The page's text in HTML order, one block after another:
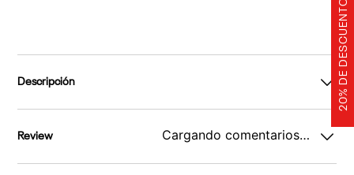
20% DE DESCUENTO
Descripción
Review Cargando comentarios…